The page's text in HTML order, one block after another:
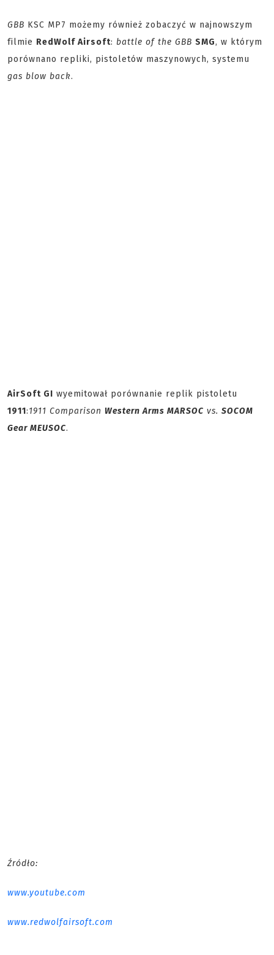
GBB KSC MP7 możemy również zobaczyć w najnowszym
filmie RedWolf Airsoft: battle of the GBB SMG, w którym
porównano repliki, pistoletów maszynowych, systemu
gas blow back.
AirSoft GI wyemitował porównanie replik pistoletu
1911:1911 Comparison Western Arms MARSOC vs. SOCOM
Gear MEUSOC.
Źródło:
www.youtube.com
www.redwolfairsoft.com